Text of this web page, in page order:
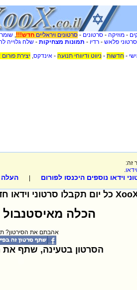
- מוזיקה - סרטונים - סרטונים ויראליים חדש!!!,
סרטוני פלאש - רדיו - תמונות מצחיקות - שלח גלוייה
- חדשות - ניווט ודיווחי תנועה - אינדקס, יצירת פורום
זה:
.
וידאו נוספים היכנסו לפורום העלה
הכלה מאיסטנבול -
אהבתם את הסירטון?
הסרטון בטעינה, שתף את